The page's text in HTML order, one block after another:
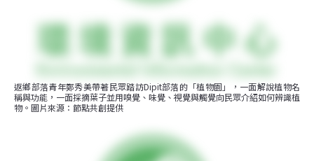
返鄉部落青年鄭秀美帶著民眾踏訪Dipit部落的「植物園」，一面解說植物名
稱與功能，一面採摘葉子並用嗅覺、味覺、視覺與觸覺向民眾介紹如何辨識植
物。圖片來源：節點共創提供